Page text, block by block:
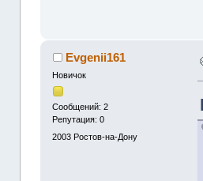
Evgenii161
Новичок
Сообщений: 2
Репутация: 0
2003 Ростов-на-Дону